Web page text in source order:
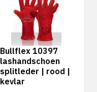
Bullflex 10397
lashandschoen
splitleder | rood |
kevlar